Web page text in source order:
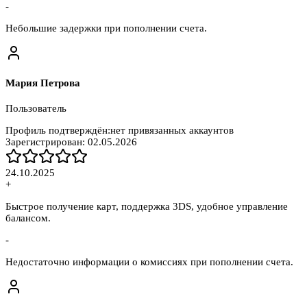
-
Небольшие задержки при пополнении счета.
Мария Петрова
Пользователь
Профиль подтверждён:нет привязанных аккаунтов
Зарегистрирован: 02.05.2026
24.10.2025
+
Быстрое получение карт, поддержка 3DS, удобное управление
балансом.
-
Недостаточно информации о комиссиях при пополнении счета.